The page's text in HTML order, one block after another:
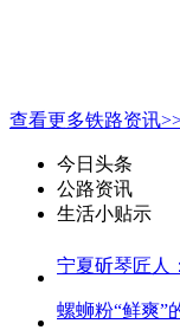
查看更多铁路资讯
今日头条
公路资讯
生活小贴示
宁夏斫琴匠人
螺蛳粉“鲜爽”